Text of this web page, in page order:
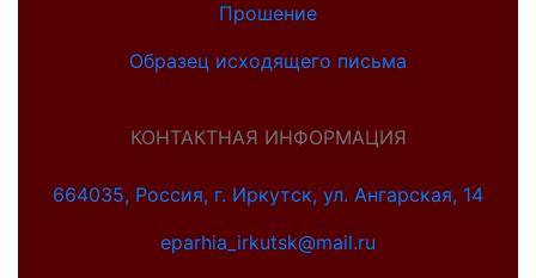
Прошение
Образец исходящего письма
КОНТАКТНАЯ ИНФОРМАЦИЯ
664035, Россия, г. Иркутск, ул. Ангарская, 14
eparhia_irkutsk@mail.ru